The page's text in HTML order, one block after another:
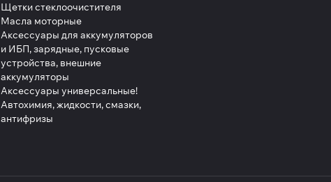
Щетки стеклоочистителя
Масла моторные
Аксессуары для аккумуляторов
и ИБП, зарядные, пусковые
устройства, внешние
аккумуляторы
Аксессуары универсальные!
Автохимия, жидкости, смазки,
антифризы